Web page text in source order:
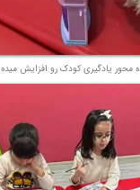
محور یادگیری کودک رو افزایش میده